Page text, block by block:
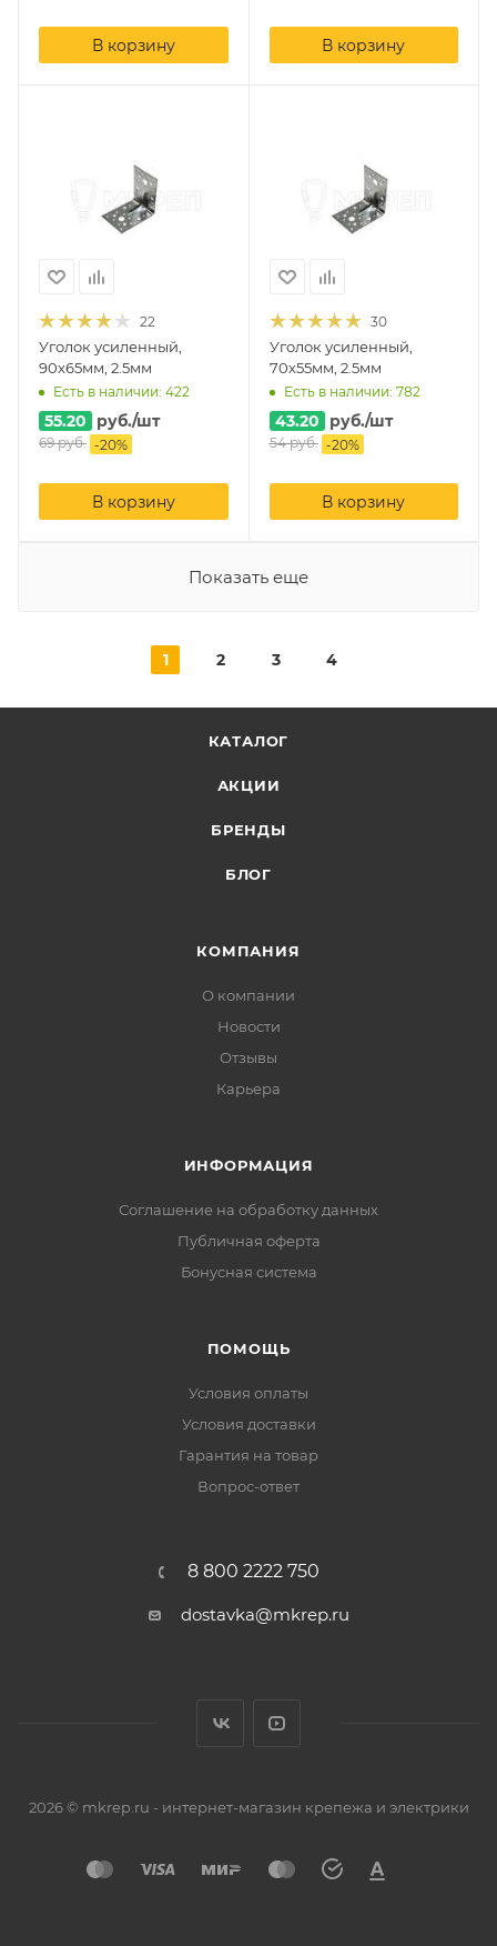
В корзину В корзину
22
Уголок усиленный,
90х65мм, 2.5мм
Есть в наличии: 422
55.20 руб./шт
69руб. -20%
В корзину
30
Уголок усиленный,
70х55мм, 2.5мм
Есть в наличии: 782
43.20 руб./шт
54руб. -20%
В корзину
Показать еще
1 2 3 4
КАТАЛОГ
АКЦИИ
БРЕНДЫ
БЛОГ
КОМПАНИЯ
О компании
Новости
Отзывы
Карьера
ИНФОРМАЦИЯ
Соглашение на обработку данных
Публичная оферта
Бонусная система
ПОМОЩЬ
Условия оплаты
Условия доставки
Гарантия на товар
Вопрос-ответ
8 800 2222 750
dostavka@mkrep.ru
2026 © mkrep.ru - интернет-магазин крепежа и электрики